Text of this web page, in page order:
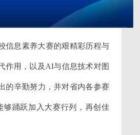
信息素养大赛的艰精彩历程与
作用，以及AI与信息技术对图
的辛勤努力，并对省内各参赛
踊跃加入大赛行列，再创佳